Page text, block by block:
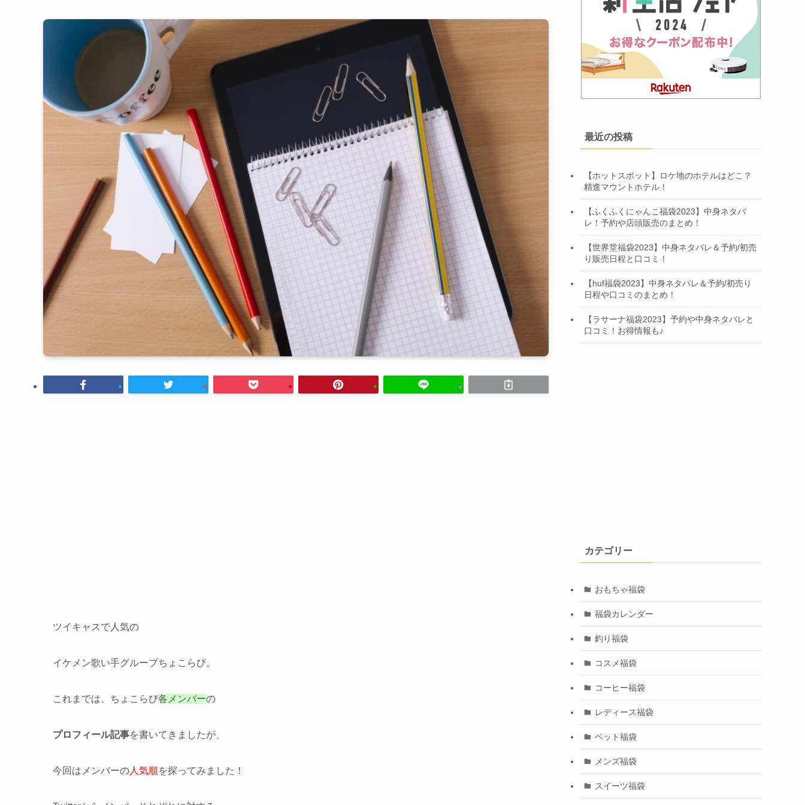
ツイキャスで人気の
イケメン歌い手グループちょこらび。
これまでは、ちょこらび各メンバーの
プロフィール記事を書いてきましたが、
今回はメンバーの人気順を探ってみました！
最近の投稿
【ホットスポット】ロケ地のホテルはどこ？
精進マウントホテル！
【ふくふくにゃんこ福袋2023】中身ネタバ
レ！予約や店頭販売のまとめ！
【世界堂福袋2023】中身ネタバレ＆予約/初売
り販売日程と口コミ！
【huf福袋2023】中身ネタバレ＆予約/初売り
日程や口コミのまとめ！
【ラサーナ福袋2023】予約や中身ネタバレと
口コミ！お得情報も♪
カテゴリー
おもちゃ福袋
福袋カレンダー
釣り福袋
コスメ福袋
コーヒー福袋
レディース福袋
ペット福袋
メンズ福袋
スイーツ福袋